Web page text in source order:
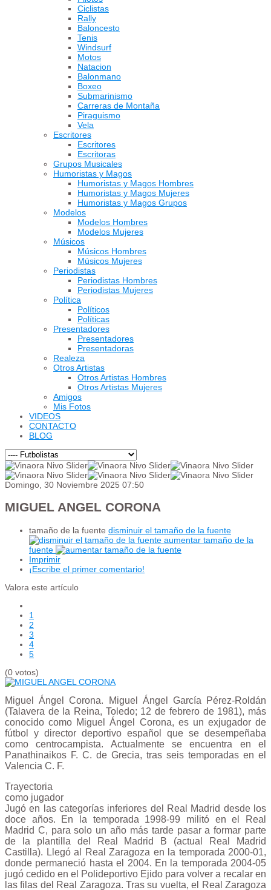
Ciclistas
Rally
Baloncesto
Tenis
Windsurf
Motos
Natacion
Balonmano
Boxeo
Submarinismo
Carreras de Montaña
Piraguismo
Vela
Escritores
Escritores
Escritoras
Grupos Musicales
Humoristas y Magos
Humoristas y Magos Hombres
Humoristas y Magos Mujeres
Humoristas y Magos Grupos
Modelos
Modelos Hombres
Modelos Mujeres
Músicos
Músicos Hombres
Músicos Mujeres
Periodistas
Periodistas Hombres
Periodistas Mujeres
Política
Políticos
Políticas
Presentadores
Presentadores
Presentadoras
Realeza
Otros Artistas
Otros Artistas Hombres
Otros Artistas Mujeres
Amigos
Mis Fotos
VIDEOS
CONTACTO
BLOG
Domingo, 30 Noviembre 2025 07:50
MIGUEL ANGEL CORONA
tamaño de la fuente disminuir el tamaño de la fuente
aumentar tamaño de la
fuente
Imprimir
¡Escribe el primer comentario!
Valora este artículo
1
2
3
4
5
(0 votos)
Miguel Ángel Corona. Miguel Ángel García Pérez-Roldán
(Talavera de la Reina, Toledo; 12 de febrero de 1981), más
conocido como Miguel Ángel Corona, es un exjugador de
fútbol y director deportivo español que se desempeñaba
como centrocampista. Actualmente se encuentra en el
Panathinaikos F. C. de Grecia, tras seis temporadas en el
Valencia C. F.
Trayectoria
como jugador
Jugó en las categorías inferiores del Real Madrid desde los
doce años. En la temporada 1998-99 militó en el Real
Madrid C, para solo un año más tarde pasar a formar parte
de la plantilla del Real Madrid B (actual Real Madrid
Castilla). Llegó al Real Zaragoza en la temporada 2000-01,
donde permaneció hasta el 2004. En la temporada 2004-05
jugó cedido en el Polideportivo Ejido para volver a recalar en
las filas del Real Zaragoza. Tras su vuelta, el Real Zaragoza